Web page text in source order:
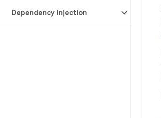
Dependency injection